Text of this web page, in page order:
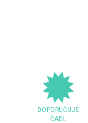
DOPORUČUJE
ČADL